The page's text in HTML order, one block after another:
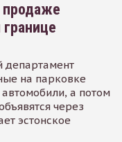
продаже
департамент
на парковке
а потом
через
эстонское